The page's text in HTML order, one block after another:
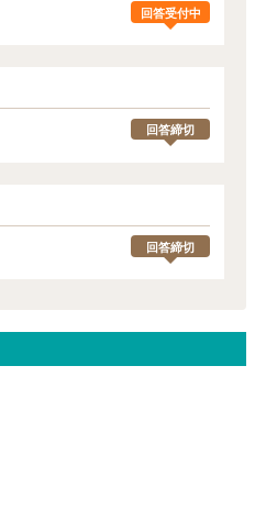
回答受付中
回答締切
回答締切